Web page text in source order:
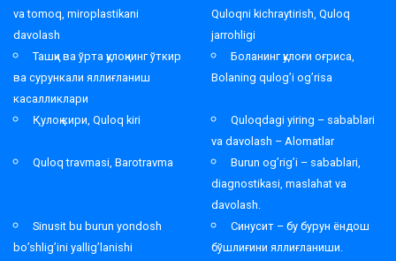
va tomoq, miroplastikani
davolash
Quloqni kichraytirish, Quloq
jarrohligi
Ташқи ва ўрта қулоқнинг ўткир
ва сурункали яллиғланиш
касалликлари
Боланинг қулоғи оғриса,
Bolaning qulog’i og’risa
Қулоқ кири, Quloq kiri
Quloqdagi yiring – sabablari
va davolash – Alomatlar
Quloq travmasi, Barotravma
Burun og’rig’i – sabablari,
diagnostikasi, maslahat va
davolash.
Sinusit bu burun yondosh
bo’shlig’ini yallig’lanishi
Синусит – бу бурун ёндош
бўшлиғини яллиғланиши.